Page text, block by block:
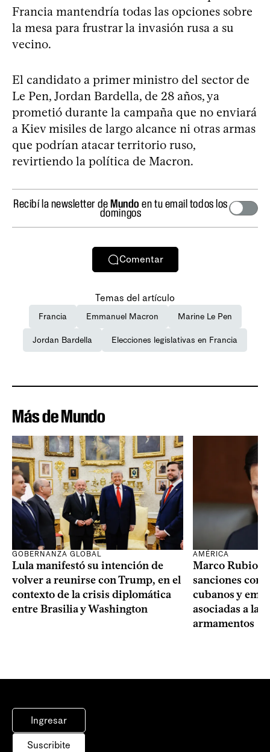
Francia mantendría todas las opciones sobre
la mesa para frustrar la invasión rusa a su
vecino.
El candidato a primer ministro del sector de
Le Pen, Jordan Bardella, de 28 años, ya
prometió durante la campaña que no enviará
a Kiev misiles de largo alcance ni otras armas
que podrían atacar territorio ruso,
revirtiendo la política de Macron.
Recibí la newsletter deMundo en tu email todos los
domingos
Comentar
Temas del artículo
Francia Emmanuel Macron Marine Le Pen
Jordan Bardella Elecciones legislativas en Francia
Más de Mundo
GOBERNANZA GLOBAL
Lula manifestó su intención de
volver a reunirse con Trump, en el
contexto de la crisis diplomática
entre Brasilia y Washington
AMÉRICA
Marco Rubio
sanciones
cubanos y
asociadas a la
armamentos
Ingresar
Suscribite